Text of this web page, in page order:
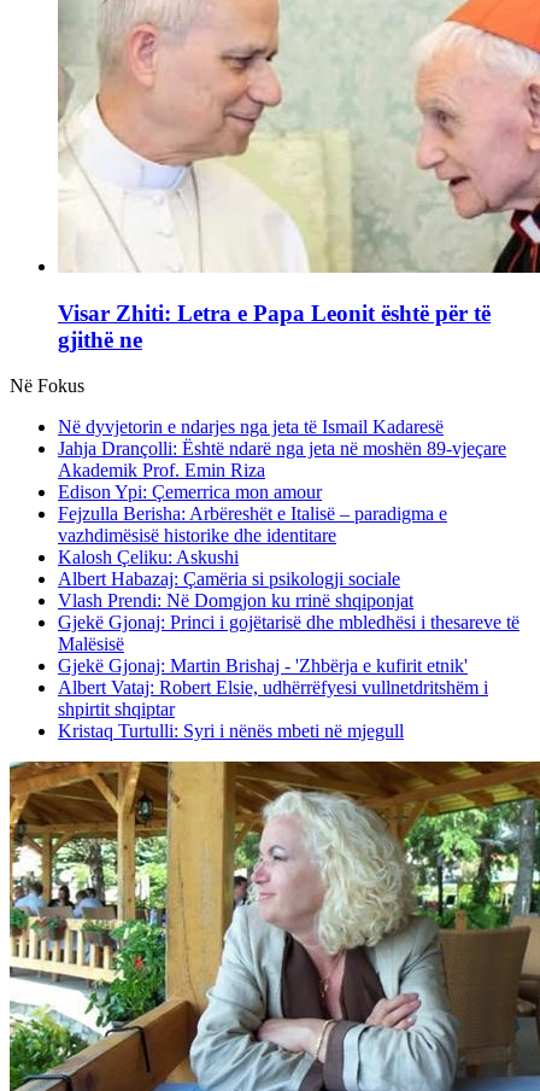
Visar Zhiti: Letra e Papa Leonit është për të
gjithë ne
Në Fokus
Në dyvjetorin e ndarjes nga jeta të Ismail Kadaresë
Jahja Drançolli: Është ndarë nga jeta në moshën 89-vjeçare
Akademik Prof. Emin Riza
Edison Ypi: Çemerrica mon amour
Fejzulla Berisha: Arbëreshët e Italisë – paradigma e
vazhdimësisë historike dhe identitare
Kalosh Çeliku: Askushi
Albert Habazaj: Çamëria si psikologji sociale
Vlash Prendi: Në Domgjon ku rrinë shqiponjat
Gjekë Gjonaj: Princi i gojëtarisë dhe mbledhësi i thesareve të
Malësisë
Gjekë Gjonaj: Martin Brishaj - 'Zhbërja e kufirit etnik'
Albert Vataj: Robert Elsie, udhërrëfyesi vullnetdritshëm i
shpirtit shqiptar
Kristaq Turtulli: Syri i nënës mbeti në mjegull